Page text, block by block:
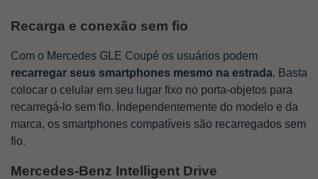
Recarga e conexão sem fio
Com o Mercedes GLE Coupé os usuários podem
recarregar seus smartphones mesmo na estrada. Basta
colocar o celular em seu lugar fixo no porta-objetos para
recarregá-lo sem fio. Independentemente do modelo e da
marca, os smartphones compatíveis são recarregados sem
fio.
Mercedes-Benz Intelligent Drive